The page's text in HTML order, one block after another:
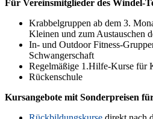
Für Vereinsmitglieder des Windel-
Krabbelgruppen ab dem 3.
Kleinen und zum Austauschen
In- und Outdoor Fitness-
Schwangerschaft
Regelmäßige 1.Hilfe-Kurse für
Rückenschule
Kursangebote mit Sonderpreisen